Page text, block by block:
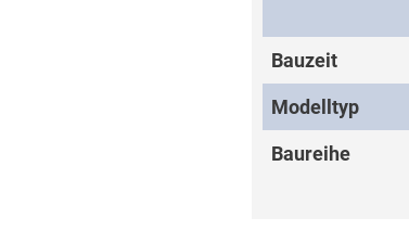
Bauzeit
Modelltyp
Baureihe